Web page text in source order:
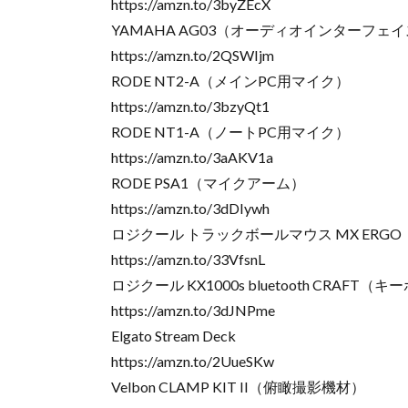
https://amzn.to/3byZEcX
YAMAHA AG03（オーディオインターフェイ
https://amzn.to/2QSWIjm
RODE NT2-A（メインPC用マイク）
https://amzn.to/3bzyQt1
RODE NT1-A（ノートPC用マイク）
https://amzn.to/3aAKV1a
RODE PSA1（マイクアーム）
https://amzn.to/3dDIywh
ロジクール トラックボールマウス MX ERGO
https://amzn.to/33VfsnL
ロジクール KX1000s bluetooth CRAFT（キー
https://amzn.to/3dJNPme
Elgato Stream Deck
https://amzn.to/2UueSKw
Velbon CLAMP KIT II（俯瞰撮影機材）